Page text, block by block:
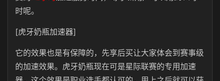
时呢。
[虎牙奶瓶加速器]
它的效果也是有保障的，先享后买让大家体会到赛事级
的加速效果。虎牙奶瓶现在可是星际联赛的专用加速